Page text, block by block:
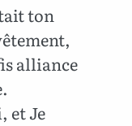
ton
alliance
et Je